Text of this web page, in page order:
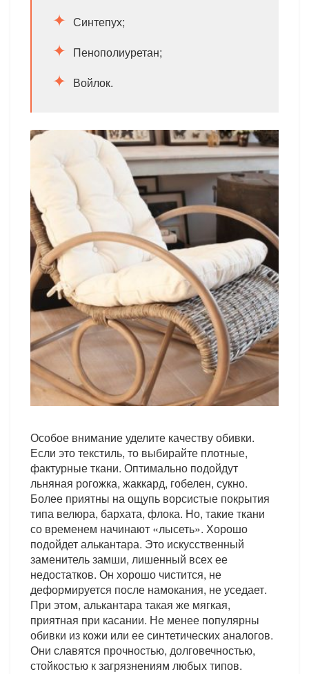
Синтепух;
Пенополиуретан;
Войлок.
Особое внимание уделите качеству обивки.
Если это текстиль, то выбирайте плотные,
фактурные ткани. Оптимально подойдут
льняная рогожка, жаккард, гобелен, сукно.
Более приятны на ощупь ворсистые покрытия
типа велюра, бархата, флока. Но, такие ткани
со временем начинают «лысеть». Хорошо
подойдет алькантара. Это искусственный
заменитель замши, лишенный всех ее
недостатков. Он хорошо чистится, не
деформируется после намокания, не уседает.
При этом, алькантара такая же мягкая,
приятная при касании. Не менее популярны
обивки из кожи или ее синтетических аналогов.
Они славятся прочностью, долговечностью,
стойкостью к загрязнениям любых типов.